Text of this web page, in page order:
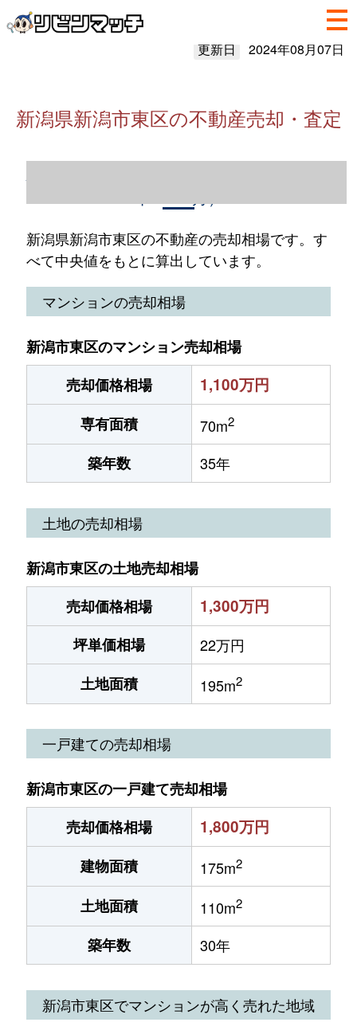
更新日 2024年08月07日
新潟県新潟市東区の不動産売却・査定
新潟県新潟市東区の不動産の売却相場です。す
べて中央値をもとに算出しています。
マンションの売却相場
新潟市東区のマンション売却相場
売却価格相場
1,100万円
専有面積 70m2
築年数 35年
土地の売却相場
新潟市東区の土地売却相場
売却価格相場
1,300万円
坪単価相場
22万円
土地面積
195m2
一戸建ての売却相場
新潟市東区の一戸建て売却相場
売却価格相場
1,800万円
建物面積 175m2
土地面積 110m2
築年数 30年
新潟市東区でマンションが高く売れた地域